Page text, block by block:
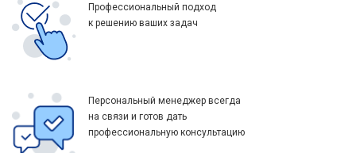
Профессиональный подход
к решению ваших задач
Персональный менеджер всегда
на связи и готов дать
профессиональную консультацию